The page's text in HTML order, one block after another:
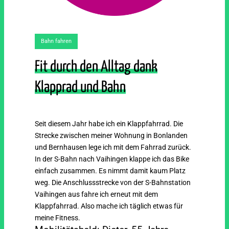
Bahn fahren
Fit durch den Alltag dank
Klapprad und Bahn
Seit diesem Jahr habe ich ein Klappfahrrad. Die
Strecke zwischen meiner Wohnung in Bonlanden
und Bernhausen lege ich mit dem Fahrrad zurück.
In der S-Bahn nach Vaihingen klappe ich das Bike
einfach zusammen. Es nimmt damit kaum Platz
weg. Die Anschlussstrecke von der S-Bahnstation
Vaihingen aus fahre ich erneut mit dem
Klappfahrrad. Also mache ich täglich etwas für
meine Fitness.